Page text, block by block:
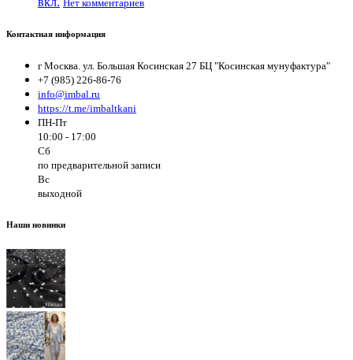
Нет комментариев
Контактная информация
г Москва. ул. Большая Косинская 27 БЦ "Косинская мунуфактура"
+7 (985) 226-86-76
info@imbal.ru
https://t.me/imbaltkani
ПН-Пт
10:00 - 17:00
Сб
по предварительной записи
Вс
выходной
Наши новинки